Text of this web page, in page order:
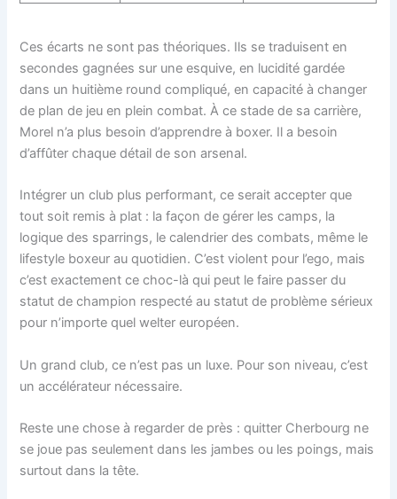
Ces écarts ne sont pas théoriques. Ils se traduisent en
secondes gagnées sur une esquive, en lucidité gardée
dans un huitième round compliqué, en capacité à changer
de plan de jeu en plein combat. À ce stade de sa carrière,
Morel n’a plus besoin d’apprendre à boxer. Il a besoin
d’affûter chaque détail de son arsenal.
Intégrer un club plus performant, ce serait accepter que
tout soit remis à plat : la façon de gérer les camps, la
logique des sparrings, le calendrier des combats, même le
lifestyle boxeur au quotidien. C’est violent pour l’ego, mais
c’est exactement ce choc-là qui peut le faire passer du
statut de champion respecté au statut de problème sérieux
pour n’importe quel welter européen.
Un grand club, ce n’est pas un luxe. Pour son niveau, c’est
un accélérateur nécessaire.
Reste une chose à regarder de près : quitter Cherbourg ne
se joue pas seulement dans les jambes ou les poings, mais
surtout dans la tête.